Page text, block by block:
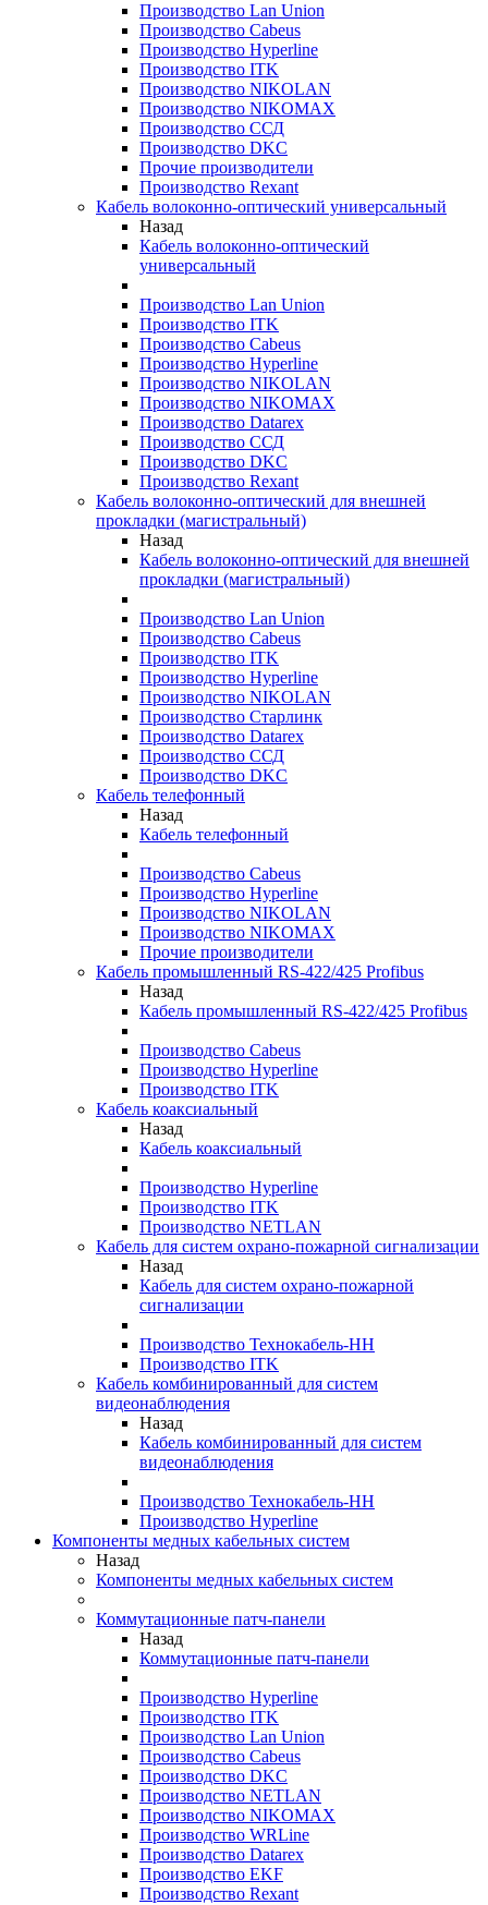
Производство Lan Union
Производство Cabeus
Производство Hyperline
Производство ITK
Производство NIKOLAN
Производство NIKOMAX
Производство ССД
Производство DKC
Прочие производители
Производство Rexant
Кабель волоконно-оптический универсальный
Назад
Кабель волоконно-оптический
универсальный
Производство Lan Union
Производство ITK
Производство Cabeus
Производство Hyperline
Производство NIKOLAN
Производство NIKOMAX
Производство Datarex
Производство ССД
Производство DKC
Производство Rexant
Кабель волоконно-оптический для внешней
прокладки (магистральный)
Назад
Кабель волоконно-оптический для внешней
прокладки (магистральный)
Производство Lan Union
Производство Cabeus
Производство ITK
Производство Hyperline
Производство NIKOLAN
Производство Старлинк
Производство Datarex
Производство ССД
Производство DKC
Кабель телефонный
Назад
Кабель телефонный
Производство Cabeus
Производство Hyperline
Производство NIKOLAN
Производство NIKOMAX
Прочие производители
Кабель промышленный RS-422/425 Profibus
Назад
Кабель промышленный RS-422/425 Profibus
Производство Cabeus
Производство Hyperline
Производство ITK
Кабель коаксиальный
Назад
Кабель коаксиальный
Производство Hyperline
Производство ITK
Производство NETLAN
Кабель для систем охрано-пожарной сигнализации
Назад
Кабель для систем охрано-пожарной
сигнализации
Производство Технокабель-НН
Производство ITK
Кабель комбинированный для систем
видеонаблюдения
Назад
Кабель комбинированный для систем
видеонаблюдения
Производство Технокабель-НН
Производство Hyperline
Компоненты медных кабельных систем
Назад
Компоненты медных кабельных систем
Коммутационные патч-панели
Назад
Коммутационные патч-панели
Производство Hyperline
Производство ITK
Производство Lan Union
Производство Cabeus
Производство DKC
Производство NETLAN
Производство NIKOMAX
Производство WRLine
Производство Datarex
Производство EKF
Производство Rexant